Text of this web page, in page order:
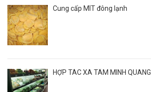
Cung cấp MÍT đông lạnh
HỢP TÁC XÃ TÂM MINH QUANG